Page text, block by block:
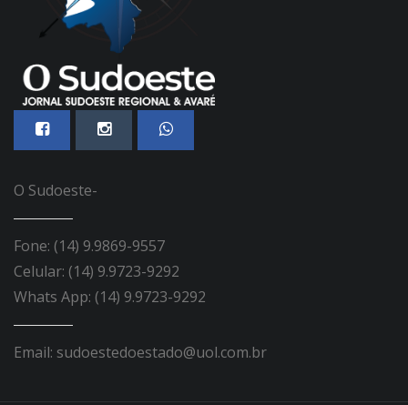
O Sudoeste-
Fone: (14) 9.9869-9557
Celular: (14) 9.9723-9292
Whats App: (14) 9.9723-9292
Email: sudoestedoestado@uol.com.br